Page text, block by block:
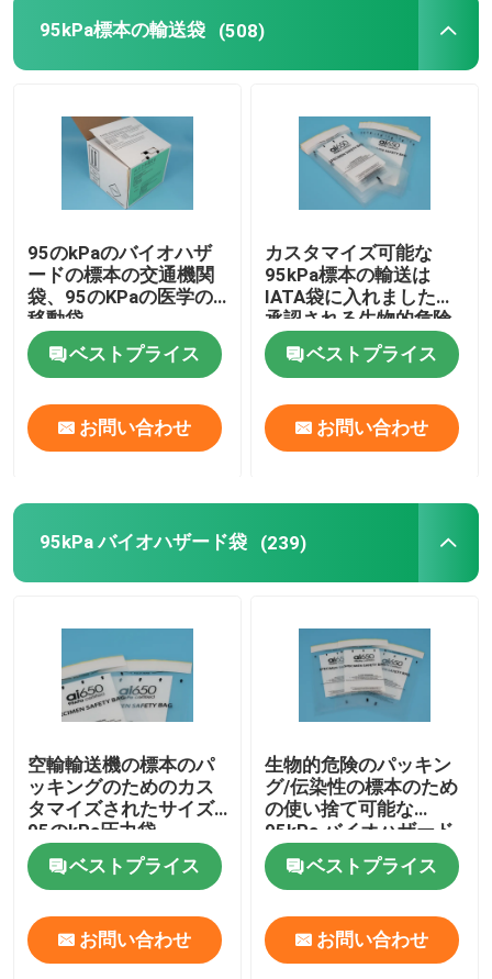
家へ
製品
工場 ツアー
品質管理
ニュース
引金 を 求め て ください
95kPa標本の輸送袋 (508)
95のkPaのバイオハザ
ードの標本の交通機関
袋、95のKPaの医学の
移動袋
ベストプライス
お問い合わせ
カスタマイズ可能な
95kPa標本の輸送は
IATA袋に入れましたり/
承認される生物的危険
袋
ベストプライス
お問い合わせ
95kPa バイオハザード袋 (239)
空輸輸送機の標本のパ
ッキングのためのカス
タマイズされたサイズ
95のkPa圧力袋
ベストプライス
お問い合わせ
生物的危険のパッキン
グ/伝染性の標本のため
の使い捨て可能な
95kPa バイオハザード
袋
ベストプライス
お問い合わせ